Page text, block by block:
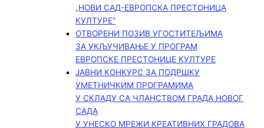
„НОВИ САД-ЕВРОПСКА ПРЕСТОНИЦА
КУЛТУРЕ“
ОТВОРЕНИ ПОЗИВ УГОСТИТЕЉИМА
ЗА УКЉУЧИВАЊЕ У ПРОГРАМ
ЕВРОПСКЕ ПРЕСТОНИЦЕ КУЛТУРЕ
ЈАВНИ КОНКУРС ЗА ПОДРШКУ
УМЕТНИЧКИМ ПРОГРАМИМА
У СКЛАДУ СА ЧЛАНСТВОМ ГРАДА НОВОГ
САДА
У УНЕСКО МРЕЖИ КРЕАТИВНИХ ГРАДОВА